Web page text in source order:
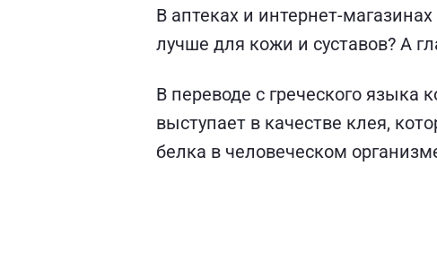
В аптеках и интернет-
лучше для кожи и суставов? А
В переводе с греческого языка
выступает в качестве клея,
белка в человеческом